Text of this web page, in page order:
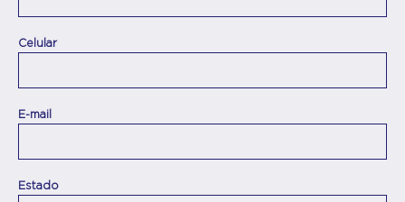
Celular
E-mail
Estado